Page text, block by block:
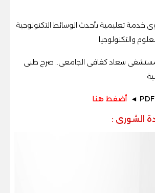
خدمة تعليمية بأحدث الوسائط التكنولوجية
والتكنولوجيا
سعاد كفافى الجامعى.. صرح طبى
PDF ◄ أضغط هنا
الشورى :